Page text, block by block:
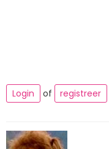
Login
of registreer